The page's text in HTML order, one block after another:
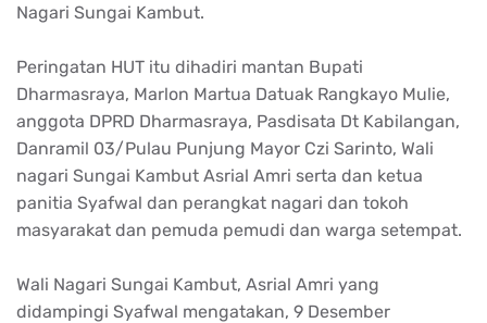
Nagari Sungai Kambut.
Peringatan HUT itu dihadiri mantan Bupati
Dharmasraya, Marlon Martua Datuak Rangkayo Mulie,
anggota DPRD Dharmasraya, Pasdisata Dt Kabilangan,
Danramil 03/Pulau Punjung Mayor Czi Sarinto, Wali
nagari Sungai Kambut Asrial Amri serta dan ketua
panitia Syafwal dan perangkat nagari dan tokoh
masyarakat dan pemuda pemudi dan warga setempat.
Wali Nagari Sungai Kambut, Asrial Amri yang
didampingi Syafwal mengatakan, 9 Desember